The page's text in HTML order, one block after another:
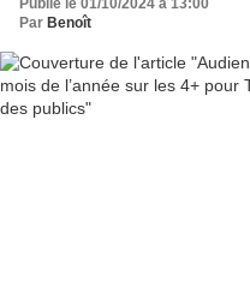
Publié le 01/10/2024 à 13:00
Par Benoît